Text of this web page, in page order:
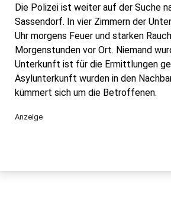
Die Polizei ist weiter auf der Suche
Sassendorf. In vier Zimmern der
Uhr morgens Feuer und starken
Morgenstunden vor Ort. Niemand
Unterkunft ist für die Ermittlungen
Asylunterkunft wurden in den
kümmert sich um die Betroffenen.
Anzeige